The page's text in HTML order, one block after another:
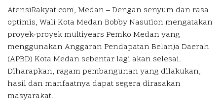
AtensiRakyat.com, Medan – Dengan senyum dan rasa
optimis, Wali Kota Medan Bobby Nasution mengatakan
proyek-proyek multiyears Pemko Medan yang
menggunakan Anggaran Pendapatan Belanja Daerah
(APBD) Kota Medan sebentar lagi akan selesai.
Diharapkan, ragam pembangunan yang dilakukan,
hasil dan manfaatnya dapat segera dirasakan
masyarakat.